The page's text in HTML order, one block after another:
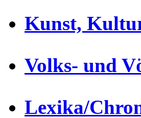
Kunst,
Volks- und
Lexika/